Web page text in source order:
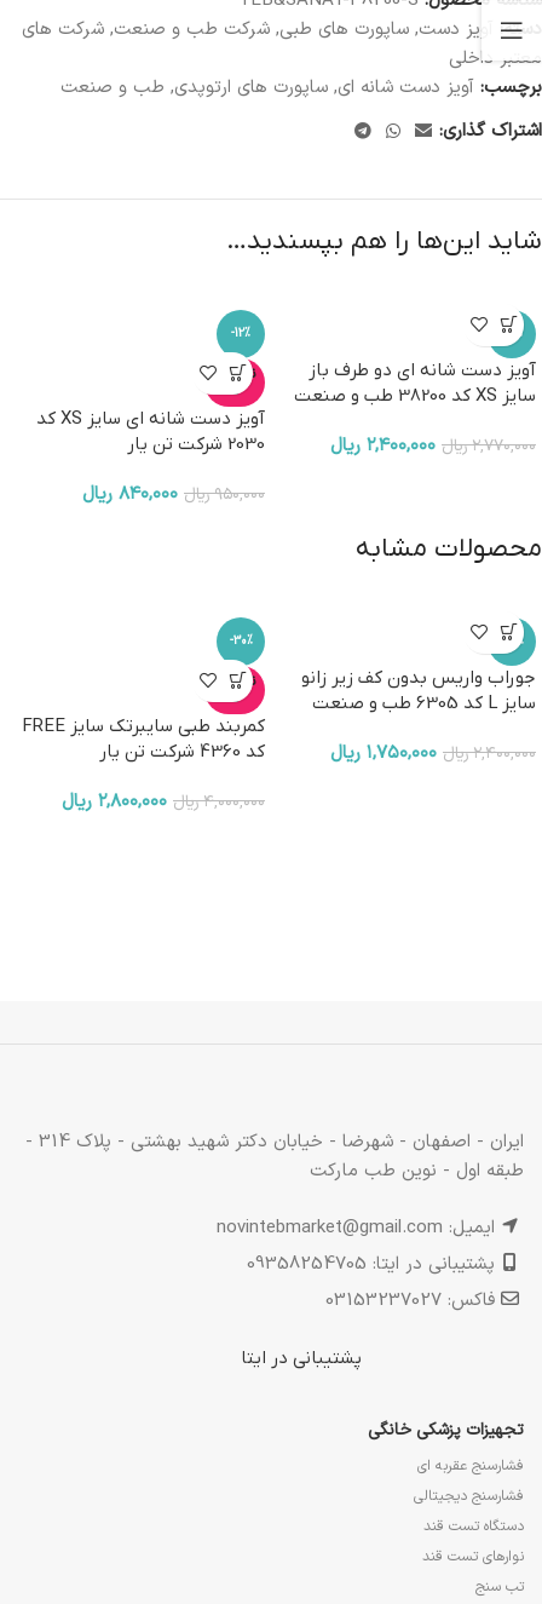
دسته:
آویز دست, ساپورت های طبی, شرکت طب و صنعت, شرکت های
معتبر داخلی
برچسب: آویز دست شانه ای, ساپورت های ارتوپدی, طب و صنعت
اشتراک گذاری:
شاید این‌ها را هم بپسندید…
-13%
آویز دست شانه ای دو طرف باز
سایز XS کد 38200 طب و صنعت
۲,۷۷۰,۰۰۰ریال ۲,۴۰۰,۰۰۰ ریال
-12%
ناموجو
د
آویز دست شانه ای سایز XS کد
2030 شرکت تن یار
۹۵۰,۰۰۰ریال ۸۴۰,۰۰۰ ریال
محصولات مشابه
-27%
جوراب واریس بدون کف زیر زانو
سایز L کد 6305 طب و صنعت
۲,۴۰۰,۰۰۰ریال ۱,۷۵۰,۰۰۰ ریال
-30%
ناموجو
د
کمربند طبی سایبرتک سایز FREE
کد 4360 شرکت تن یار
۴,۰۰۰,۰۰۰ریال ۲,۸۰۰,۰۰۰ ریال
ایران - اصفهان - شهرضا - خیابان دکتر شهید بهشتی - پلاک 314 -
طبقه اول - نوین طب مارکت
ایمیل: novintebmarket@gmail.com
پشتیبانی در ایتا: 09358254705
فاکس: 03153237027
پشتیبانی در ایتا
تجهیزات پزشکی خانگی
فشارسنج عقربه ای
فشارسنج دیجیتالی
دستگاه تست قند
نوارهای تست قند
تب سنج